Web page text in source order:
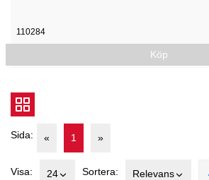
110284
Köp
Sida: « 1 »
Visa: 24 Sortera: Relevans